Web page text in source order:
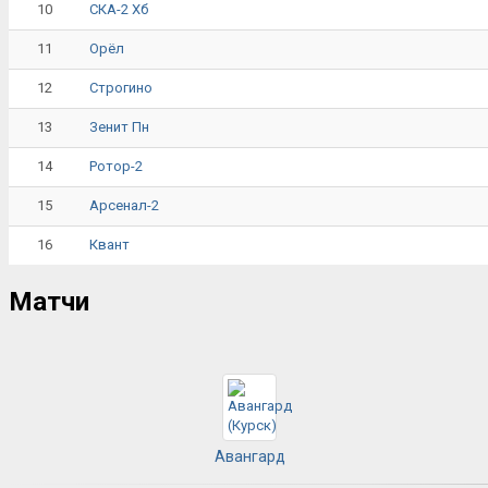
10 СКА-2 Хб
11 Орёл
12 Строгино
13 Зенит Пн
14 Ротор-2
15 Арсенал-2
16 Квант
Матчи
Авангард